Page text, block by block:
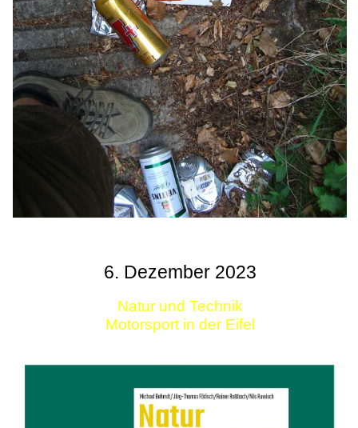
6. Dezember 2023
Natur und Technik
Motorsport in der Eifel